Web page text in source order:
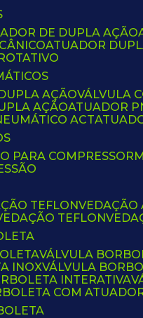
DE DUPLA AÇÃO
ATUADOR
AÇÃO VÁLVULA
AÇÃO
ATUADOR
ACT
PARA COMPRESSOR
TEFLON
TEFLON
VÁLVULA
INOX VÁLVULA
INTERATIVA
COM